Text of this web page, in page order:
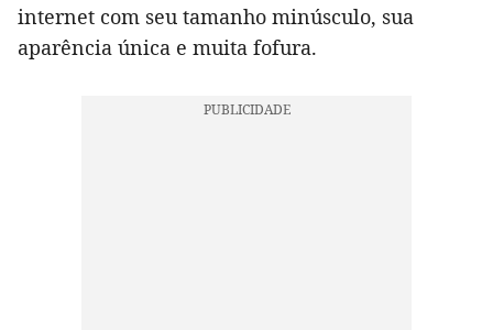
internet com seu tamanho minúsculo, sua
aparência única e muita fofura.